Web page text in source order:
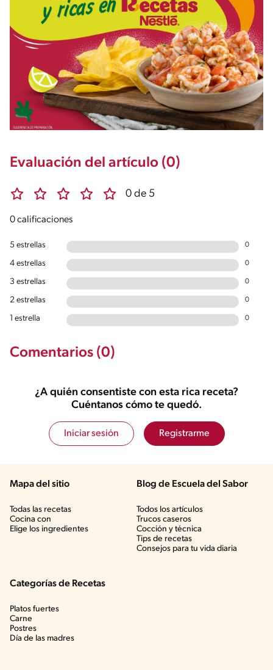
Evaluación del artículo (0)
0 de 5
0 calificaciones
5 estrellas 0
4 estrellas 0
3 estrellas 0
2 estrellas 0
1 estrella 0
Comentarios (0)
¿A quién consentiste con esta rica receta?
Cuéntanos cómo te quedó.
Iniciar sesión Registrarme
Mapa del sitio
Todas las recetas
Cocina con
Elige los ingredientes
Blog de Escuela del Sabor
Todos los artículos
Trucos caseros
Cocción y técnica
Tips de recetas
Consejos para tu vida diaria
Categorías de Recetas
Platos fuertes
Carne
Postres
Día de las madres